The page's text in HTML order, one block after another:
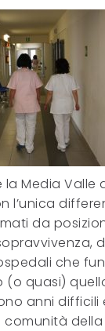
Media Valle
l’unica
da
che
quasi)
anni difficili
della